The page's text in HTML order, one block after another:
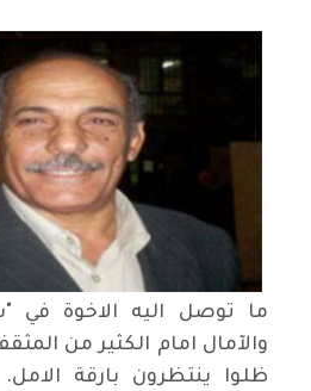
ما توصل اليه الاخوة في
والآمال امام الكثير من
ظلوا ينتظرون بارقة